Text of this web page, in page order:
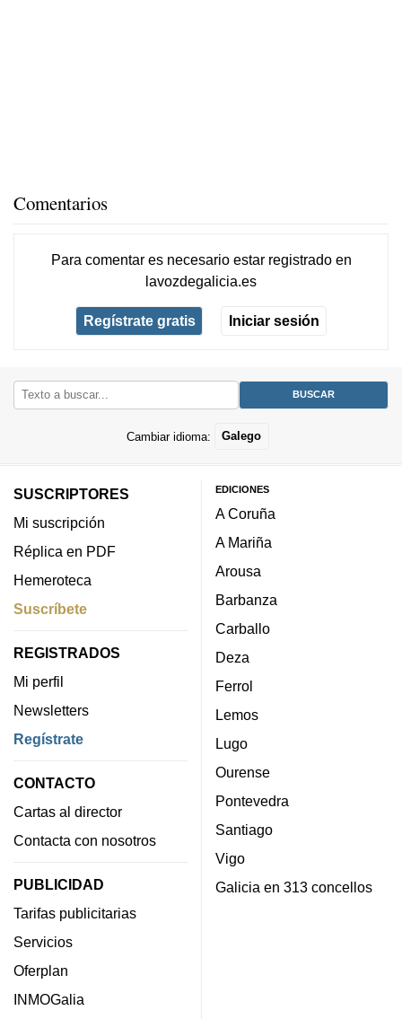
Comentarios
Para comentar es necesario estar registradoen
lavozdegalicia.es
Regístrate gratis Iniciar sesión
Cambiar idioma: Galego
SUSCRIPTORES
Mi suscripción
Réplica en PDF
Hemeroteca
Suscríbete
REGISTRADOS
Mi perfil
Newsletters
Regístrate
CONTACTO
Cartas al director
Contacta con nosotros
PUBLICIDAD
Tarifas publicitarias
Servicios
Oferplan
INMOGalia
EDICIONES
A Coruña
A Mariña
Arousa
Barbanza
Carballo
Deza
Ferrol
Lemos
Lugo
Ourense
Pontevedra
Santiago
Vigo
Galicia en 313 concellos